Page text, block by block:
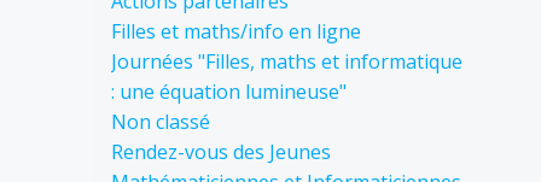
Filles et maths/info en ligne
Journées "Filles, maths et informatique
: une équation lumineuse"
Non classé
Rendez-vous des Jeunes